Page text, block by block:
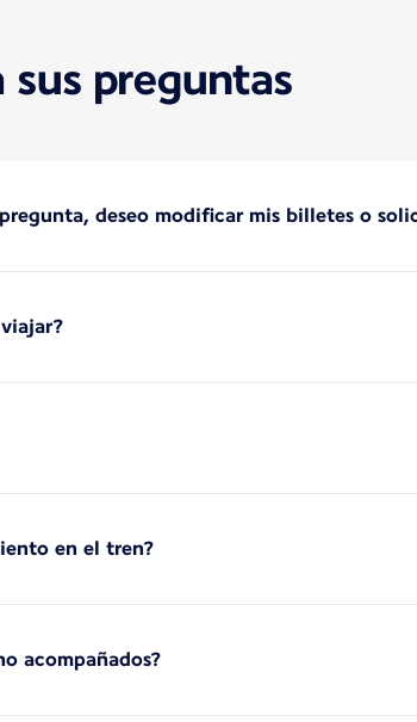
sus preguntas
deseo modificar mis billetes o
en el tren?
acompañados?